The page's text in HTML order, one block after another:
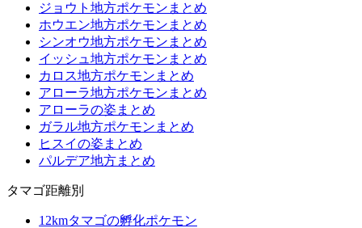
ジョウト地方ポケモンまとめ
ホウエン地方ポケモンまとめ
シンオウ地方ポケモンまとめ
イッシュ地方ポケモンまとめ
カロス地方ポケモンまとめ
アローラ地方ポケモンまとめ
アローラの姿まとめ
ガラル地方ポケモンまとめ
ヒスイの姿まとめ
パルデア地方まとめ
タマゴ距離別
12kmタマゴの孵化ポケモン